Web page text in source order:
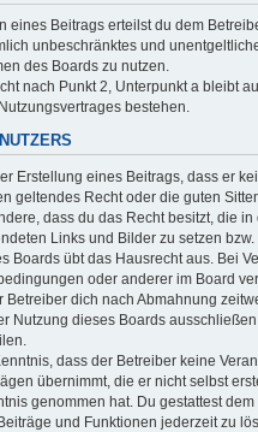
eines Beitrags erteilst du dem
unbeschränktes und
des Boards zu nutzen.
nach Punkt 2, Unterpunkt a bleibt
bestehen.
Erstellung eines Beitrags, dass er
geltendes Recht oder die guten
dass du das Recht besitzt, die in
Links und Bilder zu setzen bzw.
Boards übt das Hausrecht aus. Bei
oder anderer im Board
Betreiber dich nach Abmahnung
Nutzung dieses Boards
dass der Betreiber keine
übernimmt, die er nicht selbst
genommen hat. Du gestattest dem
und Funktionen jederzeit zu